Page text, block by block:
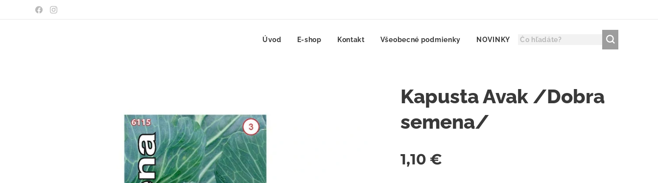
Úvod E-shop Kontakt Všeobecné podmienky NOVINKY
Kapusta Avak /Dobra
semena/
1,10 €